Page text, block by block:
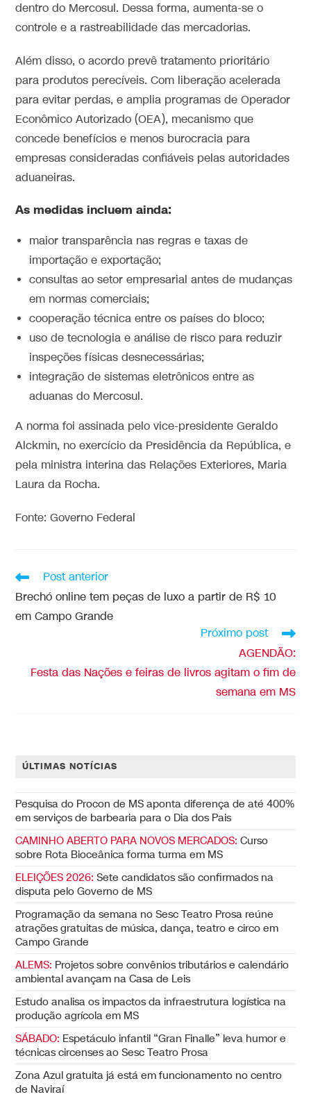
dentro do Mercosul. Dessa forma, aumenta-se o
controle e a rastreabilidade das mercadorias.
Além disso, o acordo prevê tratamento prioritário
para produtos perecíveis. Com liberação acelerada
para evitar perdas, e amplia programas de Operador
Econômico Autorizado (OEA), mecanismo que
concede benefícios e menos burocracia para
empresas consideradas confiáveis pelas autoridades
aduaneiras.
As medidas incluem ainda:
maior transparência nas regras e taxas de
importação e exportação;
consultas ao setor empresarial antes de mudanças
em normas comerciais;
cooperação técnica entre os países do bloco;
uso de tecnologia e análise de risco para reduzir
inspeções físicas desnecessárias;
integração de sistemas eletrônicos entre as
aduanas do Mercosul.
A norma foi assinada pelo vice-presidente Geraldo
Alckmin, no exercício da Presidência da República, e
pela ministra interina das Relações Exteriores, Maria
Laura da Rocha.
Fonte: Governo Federal
Post anterior
Brechó online tem peças de luxo a partir de R$ 10
em Campo Grande
Próximo post
AGENDÃO:
Festa das Nações e feiras de livros agitam o fim de
semana em MS
ÚLTIMAS NOTÍCIAS
Pesquisa do Procon de MS aponta diferença de até 400%
em serviços de barbearia para o Dia dos Pais
CAMINHO ABERTO PARA NOVOS MERCADOS: Curso
sobre Rota Bioceânica forma turma em MS
ELEIÇÕES 2026: Sete candidatos são confirmados na
disputa pelo Governo de MS
Programação da semana no Sesc Teatro Prosa reúne
atrações gratuitas de música, dança, teatro e circo em
Campo Grande
ALEMS: Projetos sobre convênios tributários e calendário
ambiental avançam na Casa de Leis
Estudo analisa os impactos da infraestrutura logística na
produção agrícola em MS
SÁBADO: Espetáculo infantil “Gran Finalle” leva humor e
técnicas circenses ao Sesc Teatro Prosa
Zona Azul gratuita já está em funcionamento no centro
de Naviraí